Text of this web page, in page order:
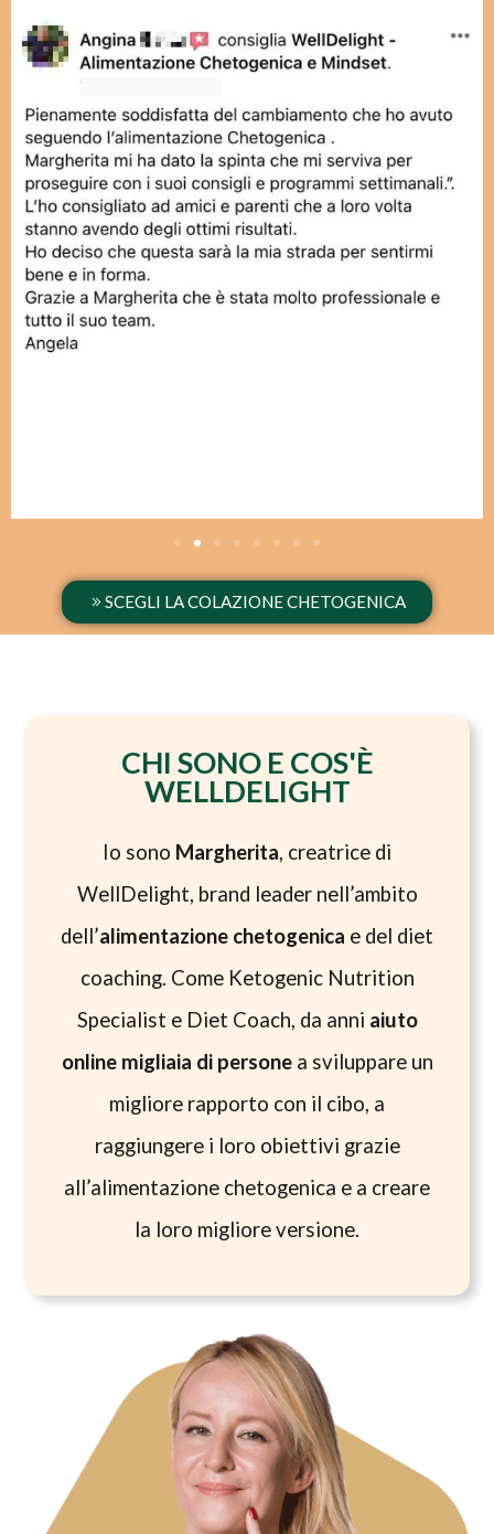
SCEGLI LA COLAZIONE CHETOGENICA
CHI SONO E COS'È
WELLDELIGHT
Io sono Margherita, creatrice di
WellDelight, brand leader nell’ambito
dell’alimentazione chetogenica e del diet
coaching. Come Ketogenic Nutrition
Specialist e Diet Coach, da anni aiuto
online migliaia di personea sviluppare un
migliore rapporto con il cibo, a
raggiungere i loro obiettivi grazie
all’alimentazione chetogenica e a creare
la loro migliore versione.